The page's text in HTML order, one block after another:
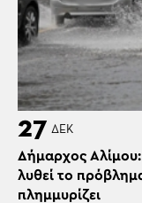
27 ΔΕΚ
Δήμαρχος
λυθεί το
πλημμυρίζει